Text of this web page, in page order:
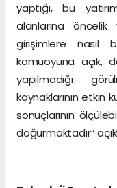
yaptığı, bu
alanlarına
girişimlere nasıl
kamuoyuna açık,
yapılmadığı
kaynaklarının etkin
sonuçlarının
doğurmaktadır”